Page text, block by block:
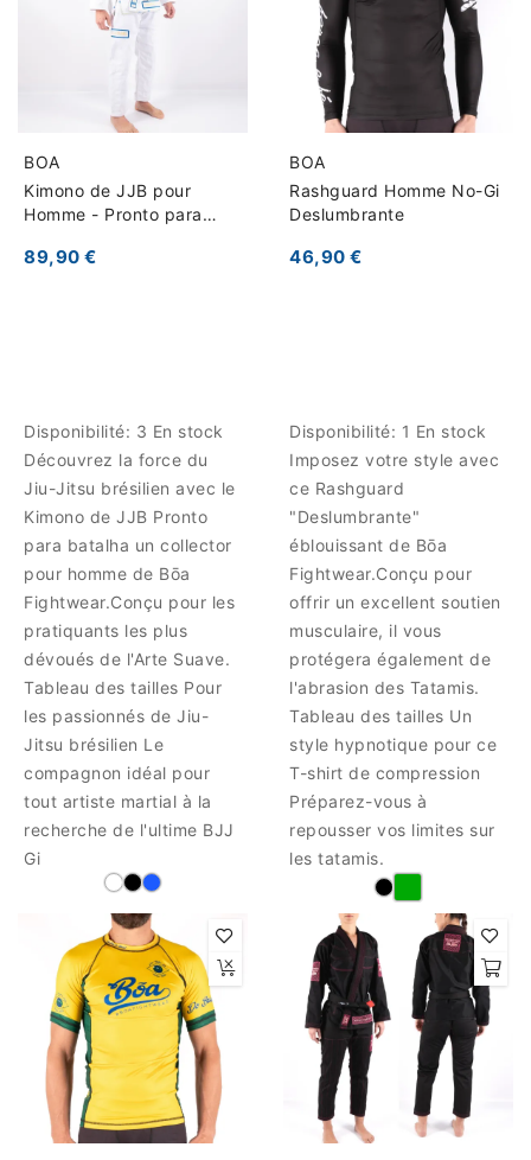
BOA
Kimono de JJB pour
Homme - Pronto para
89,90 €
Disponibilité: 3 En stock
Découvrez la force du
Jiu-Jitsu brésilien avec le
Kimono de JJB Pronto
para batalha un collector
pour homme de Bōa
Fightwear.Conçu pour les
pratiquants les plus
dévoués de l'Arte Suave.
Tableau des tailles Pour
les passionnés de Jiu-
Jitsu brésilien Le
compagnon idéal pour
tout artiste martial à la
recherche de l'ultime BJJ
Gi
BOA
Rashguard Homme No-Gi
Deslumbrante
46,90 €
Disponibilité: 1 En stock
Imposez votre style avec
ce Rashguard
"Deslumbrante"
éblouissant de Bōa
Fightwear.Conçu pour
offrir un excellent soutien
musculaire, il vous
protégera également de
l'abrasion des Tatamis.
Tableau des tailles Un
style hypnotique pour ce
T-shirt de compression
Préparez-vous à
repousser vos limites sur
les tatamis.